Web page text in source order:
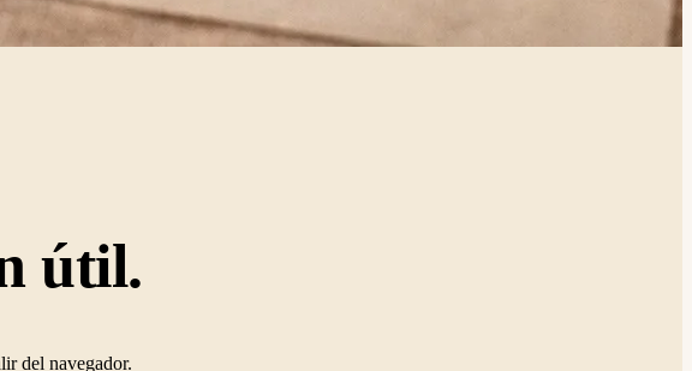
útil.
del navegador.